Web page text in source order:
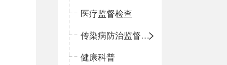
医疗监督检查
传染病防治监督检查
健康科普